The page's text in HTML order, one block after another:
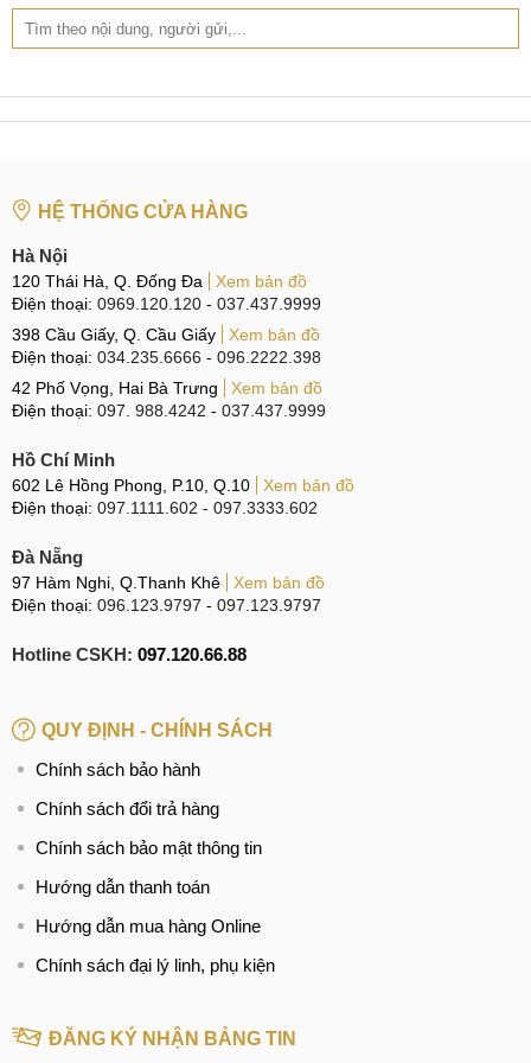
Thay, sửa wifi Xiaomi Redmi 9C
Sửa, Thay Main Xiaomi Redmi 9C
HỆ THỐNG CỬA HÀNG
Hà Nội
120 Thái Hà, Q. Đống Đa
Xem bản đồ
Điện thoại: 0969.120.120 - 037.437.9999
398 Cầu Giấy, Q. Cầu Giấy
Xem bản đồ
Điện thoại: 034.235.6666 - 096.2222.398
42 Phố Vọng, Hai Bà Trưng
Xem bản đồ
Điện thoại: 097. 988.4242 - 037.437.9999
Hồ Chí Minh
602 Lê Hồng Phong, P.10, Q.10
Xem bản đồ
Điện thoại: 097.1111.602 - 097.3333.602
Đà Nẵng
97 Hàm Nghi, Q.Thanh Khê
Xem bản đồ
Điện thoại: 096.123.9797 - 097.123.9797
Hotline CSKH: 097.120.66.88
QUY ĐỊNH - CHÍNH SÁCH
Chính sách bảo hành
Chính sách đổi trả hàng
Chính sách bảo mật thông tin
Hướng dẫn thanh toán
Hướng dẫn mua hàng Online
Chính sách đại lý linh, phụ kiện
ĐĂNG KÝ NHẬN BẢNG TIN